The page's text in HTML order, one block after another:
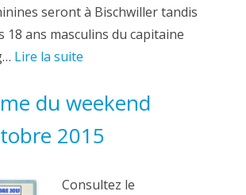
seront à Bischwiller tandis
18 ans masculins du capitaine
Lire la suite
du weekend
2015
Consultez le